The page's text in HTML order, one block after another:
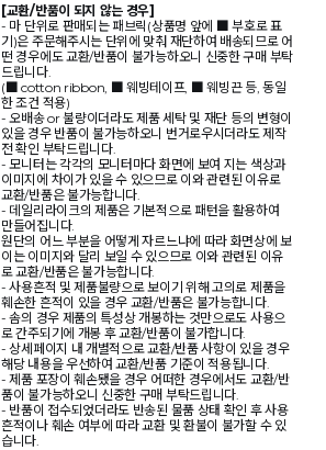
[교환/반품이 되지 않는 경우]
- 마 단위로 판매되는 패브릭(상품명 앞에 ■ 부호로 표
기)은 주문해주시는 단위에 맞춰 재단하여 배송되므로 어
떤 경우에도 교환/반품이 불가능하오니 신중한 구매 부탁
드립니다.
(■ cotton ribbon, ■ 웨빙테이프, ■ 웨빙끈 등, 동일
한 조건 적용)
- 오배송 or 불량이더라도 제품 세탁 및 재단 등의 변형이
있을 경우 반품이 불가능하오니 번거로우시더라도 제작
전 확인 부탁드립니다.
- 모니터는 각각의 모니터마다 화면에 보여 지는 색상과
이미지에 차이가 있을 수 있으므로 이와 관련된 이유로
교환/반품은 불가능합니다.
- 데일리라이크의 제품은 기본적으로 패턴을 활용하여
만들어집니다.
원단의 어느 부분을 어떻게 자르느냐에 따라 화면상에 보
이는 이미지와 달리 보일 수 있으므로 이와 관련된 이유
로 교환/반품은 불가능합니다.
- 사용흔적 및 제품불량으로 보이기 위해 고의로 제품을
훼손한 흔적이 있을 경우 교환/반품은 불가능합니다.
- 솜의 경우 제품의 특성상 개봉하는 것만으로도 사용으
로 간주되기에 개봉 후 교환/반품이 불가합니다.
- 상세페이지 내 개별적으로 교환/반품 사항이 있을 경우
해당 내용을 우선하여 교환/반품 기준이 적용됩니다.
- 제품 포장이 훼손됐을 경우 어떠한 경우에서도 교환/반
품이 불가능하오니 신중한 구매 부탁드립니다.
- 반품이 접수되었더라도 반송된 물품 상태 확인 후 사용
흔적이나 훼손 여부에 따라 교환 및 환불이 불가할 수 있
습니다.